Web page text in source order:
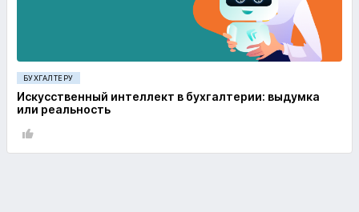
БУХГАЛТЕРУ
Искусственный интеллект в бухгалтерии: выдумка
или реальность